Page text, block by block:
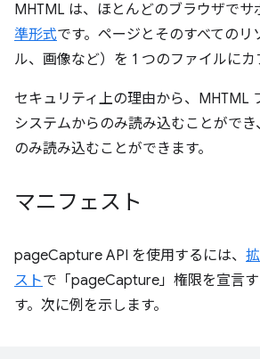
MHTML は、ほとんどのブラウザでサ
準形式です。ページとそのすべてのリ
ル、画像など）を 1 つのファイルにカ
セキュリティ上の理由から、MHTML
システムからのみ読み込むことがで
のみ読み込むことができます。
マニフェスト
pageCapture API を使用するには、
ストで「pageCapture」権限を宣言
す。次に例を示します。